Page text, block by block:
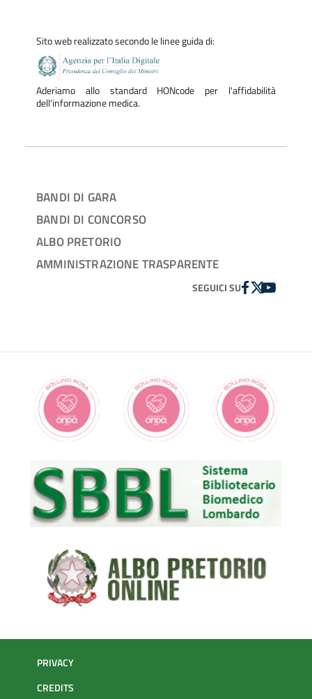
Sito web realizzato secondo le linee guida di:
Aderiamo allo standard HONcode per l'affidabilità
dell'informazione medica.
BANDI DI GARA
BANDI DI CONCORSO
ALBO PRETORIO
AMMINISTRAZIONE TRASPARENTE
SEGUICI SUFACEBOOK
TWITTER
YOUTUBE
PRIVACY
CREDITS